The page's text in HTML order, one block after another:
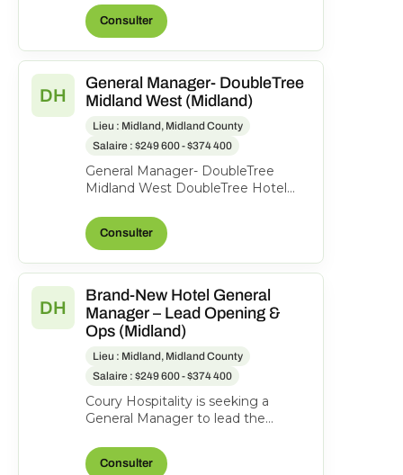
operations, ensuri...
Consulter
DH
General Manager- DoubleTree
Midland West (Midland)
Lieu : Midland, Midland County
Salaire : $249 600 - $374 400
General Manager- DoubleTree
Midland West DoubleTree Hotel
Midland, Texas, United State...
Consulter
DH
Brand-New Hotel General
Manager – Lead Opening &
Ops (Midland)
Lieu : Midland, Midland County
Salaire : $249 600 - $374 400
Coury Hospitality is seeking a
General Manager to lead the
the new DoubleTree Midla...
Consulter